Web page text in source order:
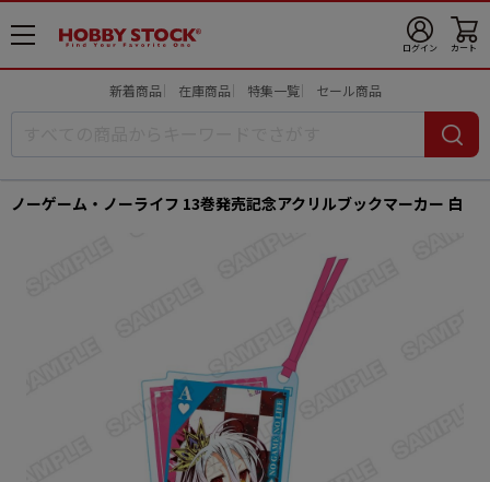
メ
ニ
ログイン カート
新着商品 在庫商品 特集一覧 セール商品
ノーゲーム・ノーライフ 13巻発売記念アクリルブックマーカー 白